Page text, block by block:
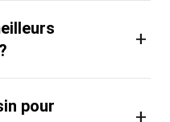
+
pour
+